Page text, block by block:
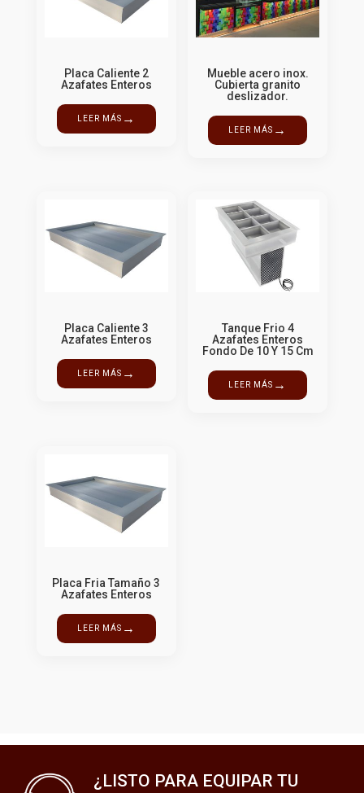
Placa Caliente 2
Azafates Enteros
LEER MÁS →
Mueble acero inox.
Cubierta granito
deslizador.
LEER MÁS →
Placa Caliente 3
Azafates Enteros
LEER MÁS →
Tanque Frio 4
Azafates Enteros
Fondo De 10 Y 15 Cm
LEER MÁS →
Placa Fria Tamaño 3
Azafates Enteros
LEER MÁS →
¿LISTO PARA EQUIPAR TU